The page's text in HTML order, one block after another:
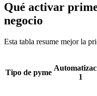
Qué activar
negocio
Esta tabla resume mejor la
Tipo de pyme
1